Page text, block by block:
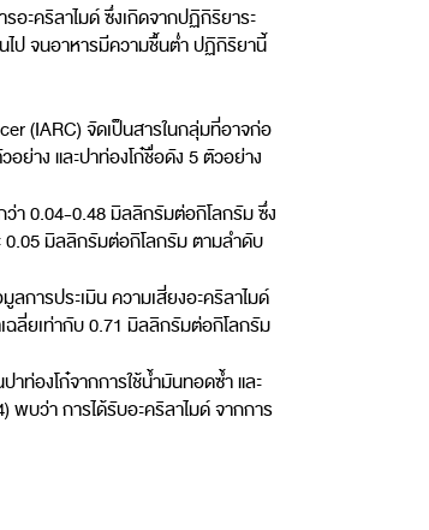
ะคริลาไมด์ ซึ่งเกิดจากปฏิกิริยาระ
ไป จนอาหารมีความชื้นต่ำ ปฏิกิริยานี้
(IARC) จัดเป็นสารในกลุ่มที่อาจก่อ
อย่าง และปาท่องโก๋ชื่อดัง 5 ตัวอย่าง
า 0.04-0.48 มิลลิกรัมต่อกิโลกรัม ซึ่ง
0.05 มิลลิกรัมต่อกิโลกรัม ตามลำดับ
ารประเมิน ความเสี่ยงอะคริลาไมด์
ลี่ยเท่ากับ 0.71 มิลลิกรัมต่อกิโลกรัม
ท่องโก๋จากการใช้น้ำมันทอดซ้ำ และ
พบว่า การได้รับอะคริลาไมด์ จากการ